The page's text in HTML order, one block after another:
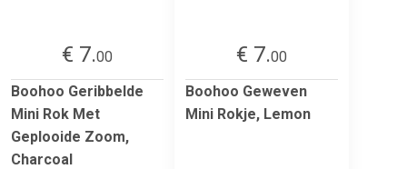
€ 7.00
Boohoo Geribbelde
Mini Rok Met
Geplooide Zoom,
Charcoal
€ 7.00
Boohoo Geweven
Mini Rokje, Lemon